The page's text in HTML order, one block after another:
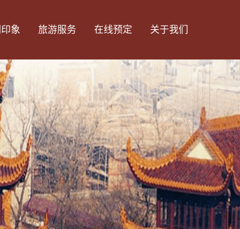
象 旅游服务 在线预定 关于我们